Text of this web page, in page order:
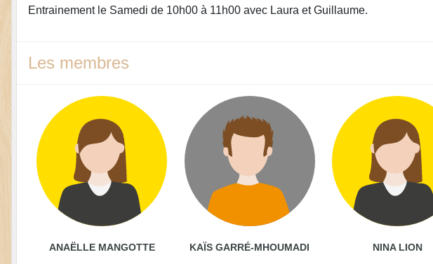
Entrainement le Samedi de 10h00 à 11h00 avec Laura et Guillaume.
Les membres
ANAËLLE MANGOTTE KAÏS GARRÉ-MHOUMADI NINA LION